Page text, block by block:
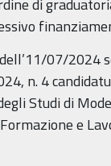
di
07/2024
n. 4
Studi di
e